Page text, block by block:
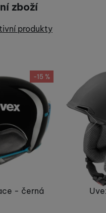
zboží
produkty
následující
-15 %
- černá